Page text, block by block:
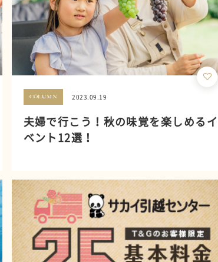
COLUMN 2023.09.19
夫婦で行こう！秋の味覚を楽しめるイ
ベント12選！